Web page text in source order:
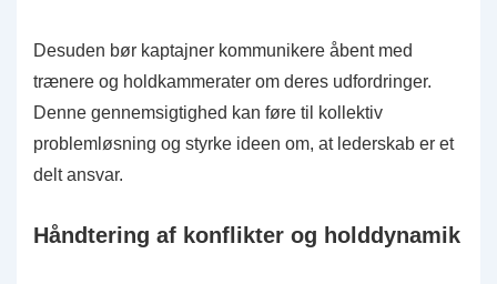
Desuden bør kaptajner kommunikere åbent med
trænere og holdkammerater om deres udfordringer.
Denne gennemsigtighed kan føre til kollektiv
problemløsning og styrke ideen om, at lederskab er et
delt ansvar.
Håndtering af konflikter og holddynamik